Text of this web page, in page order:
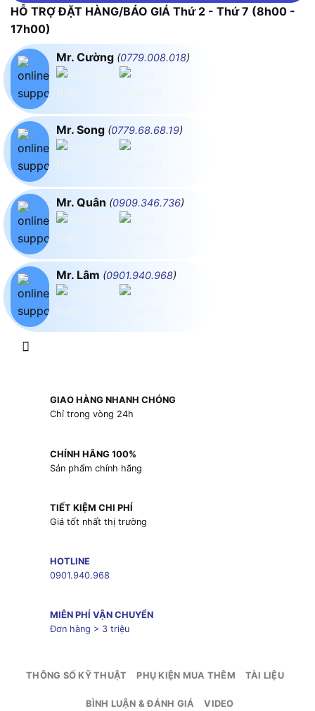
HỖ TRỢ ĐẶT HÀNG/BÁO GIÁ Thứ 2 - Thứ 7 (8h00 -
17h00)
Mr. Cường (0779.008.018)
Mr. Song (0779.68.68.19)
Mr. Quân (0909.346.736)
Mr. Lâm (0901.940.968)
GIAO HÀNG NHANH CHÓNG
Chỉ trong vòng 24h
CHÍNH HÃNG 100%
Sản phẩm chính hãng
TIẾT KIỆM CHI PHÍ
Giá tốt nhất thị trường
HOTLINE
0901.940.968
MIỄN PHÍ VẬN CHUYỂN
Đơn hàng > 3 triệu
THÔNG SỐ KỸ THUẬT PHỤ KIỆN MUA THÊM TÀI LIỆU
BÌNH LUẬN & ĐÁNH GIÁ VIDEO